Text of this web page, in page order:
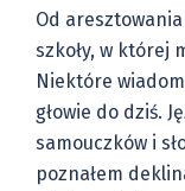
Od
szkoły, w której
Niektóre
głowie do dziś.
samouczków i
poznałem